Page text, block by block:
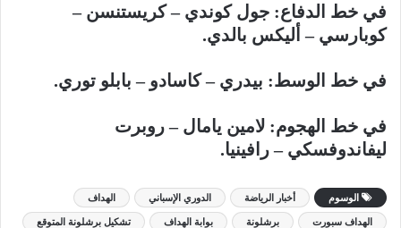
في خط الدفاع: جول كوندي – كريستنسن –
كوبارسي – أليكس بالدي.
في خط الوسط: بيدري – كاسادو – بابلو توري.
في خط الهجوم: لامين يامال – روبرت
ليفاندوفسكي – رافينيا.
الوسوم أخبار الرياضة الدوري الإسباني الهداف
الهداف سبورت برشلونة بوابة الهداف تشكيل برشلونة المتوقع